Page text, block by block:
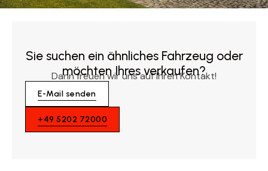
Sie suchen ein ähnliches Fahrzeug oder
möchten Ihres verkaufen?
Dann freuen wir uns auf Ihren Kontakt!
E-Mail senden
+49 5202 72000